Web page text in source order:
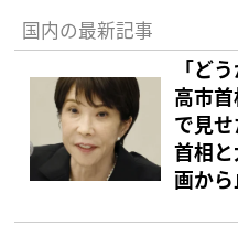
国内の最新記事
「ど
高市
で見
首相
画か